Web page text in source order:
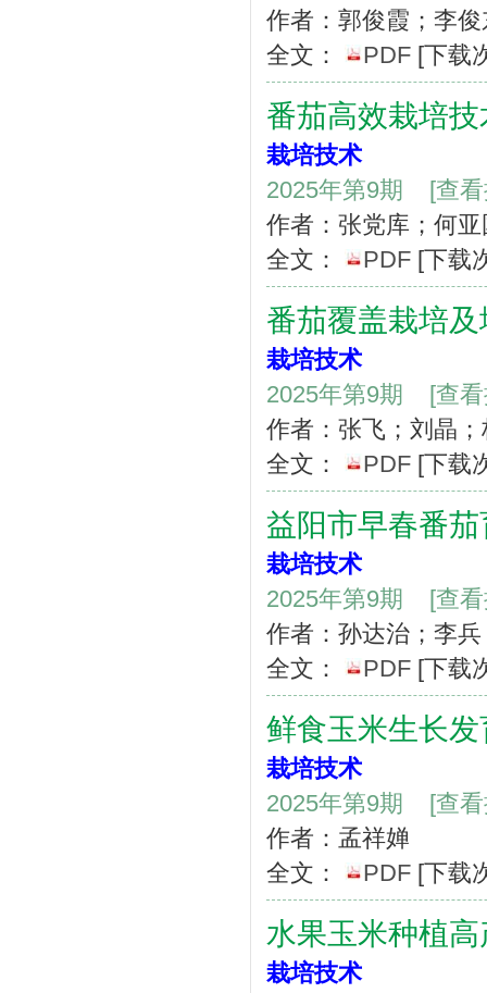
作者：郭俊霞；李俊
全文：
PDF [下载
番茄高效栽培
栽培技术
2025年第9期
[查
作者：张党库；何
全文：
PDF [下载
番茄覆盖栽培
栽培技术
2025年第9期
[查
作者：张飞；刘晶
全文：
PDF [下载
益阳市早春番
栽培技术
2025年第9期
[查
作者：孙达治；李
全文：
PDF [下载
鲜食玉米生长
栽培技术
2025年第9期
[查
作者：孟祥婵
全文：
PDF [下载
水果玉米种植
栽培技术